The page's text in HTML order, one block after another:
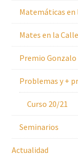
Matemáticas en
Mates en la Calle
Premio Gonzalo
Problemas y +
Curso 20/21
Seminarios
Actualidad